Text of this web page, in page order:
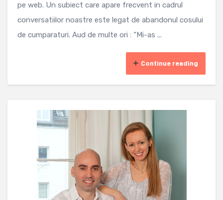
pe web. Un subiect care apare frecvent in cadrul
conversatiilor noastre este legat de abandonul cosului
de cumparaturi. Aud de multe ori : “Mi-as ...
Continue reading